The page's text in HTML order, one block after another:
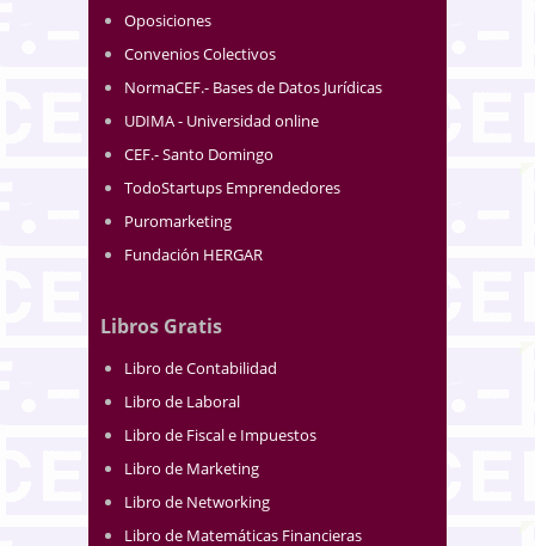
Oposiciones
Convenios Colectivos
NormaCEF.- Bases de Datos Jurídicas
UDIMA - Universidad online
CEF.- Santo Domingo
TodoStartups Emprendedores
Puromarketing
Fundación HERGAR
Libros Gratis
Libro de Contabilidad
Libro de Laboral
Libro de Fiscal e Impuestos
Libro de Marketing
Libro de Networking
Libro de Matemáticas Financieras